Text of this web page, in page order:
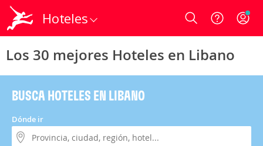
Hoteles Login
Los 30 mejores Hoteles en Libano
BUSCA HOTELES EN LIBANO
Dónde ir